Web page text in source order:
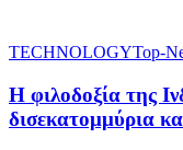
TECHNOLOGYTop-
Η φιλοδοξία της
δισεκατομμύρια